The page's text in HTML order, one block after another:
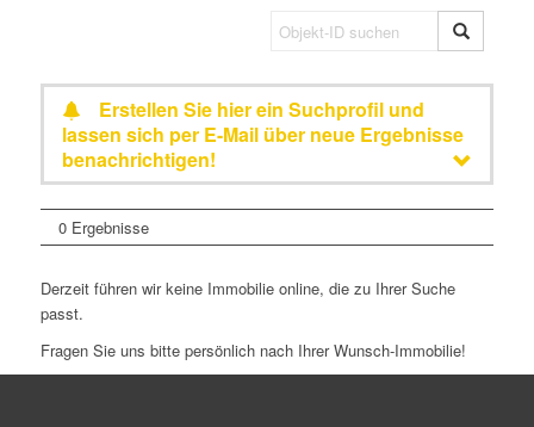
Erstellen Sie hier ein Suchprofil und
lassen sich per E-Mail über neue Ergebnisse
benachrichtigen!
0 Ergebnisse
Derzeit führen wir keine Immobilie online, die zu Ihrer Suche
passt.
Fragen Sie uns bitte persönlich nach Ihrer Wunsch-Immobilie!